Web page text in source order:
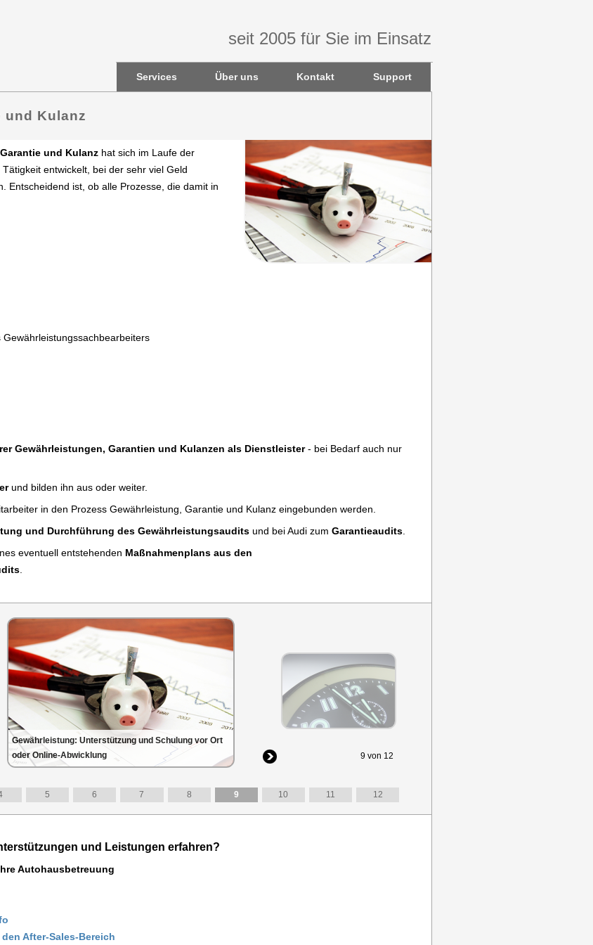
seit 2005 für Sie im Einsatz
Services Über uns Kontakt Support
und Kulanz
und Kulanzhat sich im Laufe der
entwickelt, bei der sehr viel Geld
Entscheidend ist, ob alle Prozesse, die damit in
Gewährleistungen, Garantien und Kulanzen als Dienstleister- bei Bedarf auch nur
und bilden ihn aus oder weiter.
in den Prozess Gewährleistung, Garantie und Kulanz eingebunden werden.
und Durchführung des Gewährleistungsauditsund bei Audi zum Garantieaudits.
eventuell entstehenden Maßnahmenplans aus den
.
Gewährleistung: Unterstützung und Schulung vor Ort
oder Online-Abwicklung
5 6 7 8 9 10 11 12
9 von 12
und Leistungen erfahren?
Autohausbetreuung
After-Sales-Bereich